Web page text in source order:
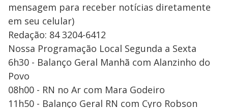
mensagem para receber notícias diretamente
em seu celular)
Redação: 84 3204-6412
Nossa Programação Local Segunda a Sexta
6h30 - Balanço Geral Manhã com Alanzinho do
Povo
08h00 - RN no Ar com Mara Godeiro
11h50 - Balanço Geral RN com Cyro Robson